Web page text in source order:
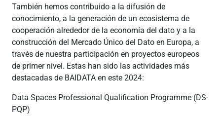
También hemos contribuido a la difusión de
conocimiento, a la generación de un ecosistema de
cooperación alrededor de la economía del dato y a la
construcción del Mercado Único del Dato en Europa, a
través de nuestra participación en proyectos europeos
de primer nivel. Estas han sido las actividades más
destacadas de BAIDATA en este 2024:
Data Spaces Professional Qualification Programme (DS-
PQP)